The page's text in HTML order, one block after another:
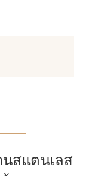
นสแตนเลส